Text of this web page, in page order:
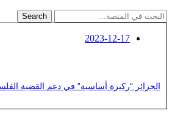
Search
2023-12-17
الجزائر “ركيزة أساسية” في دعم القضية